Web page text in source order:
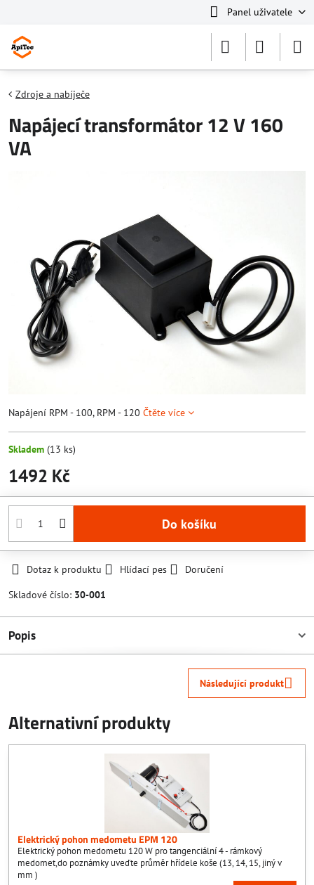
Panel uživatele
Zdroje a nabíječe
Napájecí transformátor 12 V 160
VA
Napájení RPM - 100, RPM - 120 Čtěte více
Skladem (13 ks)
1492 Kč
Do košíku
Dotaz k produktu Hlídací pes
Doručení
Skladové číslo: 30-001
Popis
Následující produkt
Alternativní produkty
Elektrický pohon medometu EPM 120
Elektrický pohon medometu 120 W pro tangenciální 4 - rámkový
medomet,do poznámky uveďte průměr hřídele koše (13, 14, 15, jiný v
mm )